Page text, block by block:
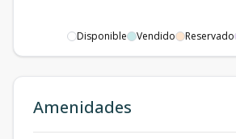
Disponible Vendido Reservado
Amenidades